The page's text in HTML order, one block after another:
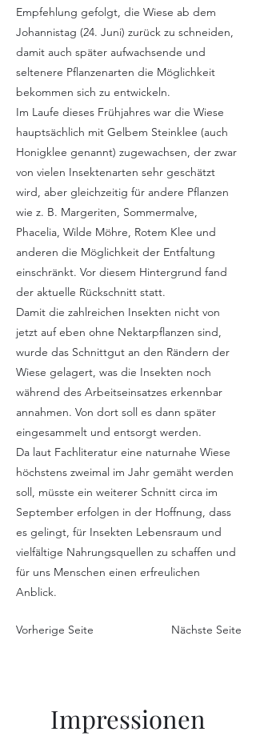
Empfehlung gefolgt, die Wiese ab dem
Johannistag (24. Juni) zurück zu schneiden,
damit auch später aufwachsende und
seltenere Pflanzenarten die Möglichkeit
bekommen sich zu entwickeln.
Im Laufe dieses Frühjahres war die Wiese
hauptsächlich mit Gelbem Steinklee (auch
Honigklee genannt) zugewachsen, der zwar
von vielen Insektenarten sehr geschätzt
wird, aber gleichzeitig für andere Pflanzen
wie z. B. Margeriten, Sommermalve,
Phacelia, Wilde Möhre, Rotem Klee und
anderen die Möglichkeit der Entfaltung
einschränkt. Vor diesem Hintergrund fand
der aktuelle Rückschnitt statt.
Damit die zahlreichen Insekten nicht von
jetzt auf eben ohne Nektarpflanzen sind,
wurde das Schnittgut an den Rändern der
Wiese gelagert, was die Insekten noch
während des Arbeitseinsatzes erkennbar
annahmen. Von dort soll es dann später
eingesammelt und entsorgt werden.
Da laut Fachliteratur eine naturnahe Wiese
höchstens zweimal im Jahr gemäht werden
soll, müsste ein weiterer Schnitt circa im
September erfolgen in der Hoffnung, dass
es gelingt, für Insekten Lebensraum und
vielfältige Nahrungsquellen zu schaffen und
für uns Menschen einen erfreulichen
Anblick.
Vorherige Seite Nächste Seite
Impressionen